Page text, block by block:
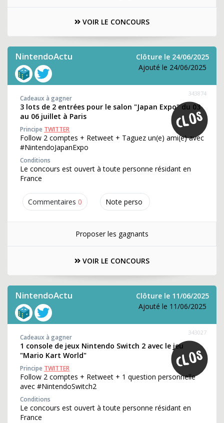
VOIR LE CONCOURS
NintendoActu
Clôture le 24/06/2025
Ajouté le 24/06/2025
Commentaires 0 Note perso
343874
Cadeaux à gagner
3 lots de 2 entrées pour le salon "Japan Expo" du 03
au 06 juillet à Paris
Principe TWITTER
Follow 2 comptes + Retweet + Taguez un(e) ami(e) avec
#NintendoJapanExpo
Conditions
Le concours est ouvert à toute personne résidant en
France
Proposer les gagnants
VOIR LE CONCOURS
NintendoActu
Clôture le 11/06/2025
Ajouté le 11/06/2025
343027
Cadeaux à gagner
1 console de jeux Nintendo Switch 2 avec le jeu
"Mario Kart World"
Principe TWITTER
Follow 2 comptes + Retweet + 1 question personnelle
avec #NintendoSwitch2
Conditions
Le concours est ouvert à toute personne résidant en
France